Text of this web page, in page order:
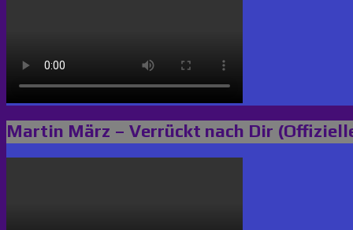
Martin März – Verrückt nach Dir